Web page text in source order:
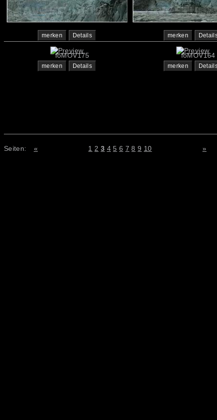
merken Details merken
foMOV175
merken Details
foMOV164
merken
Seiten: « 1 2 3 4 5 6 7 8 9 10 »